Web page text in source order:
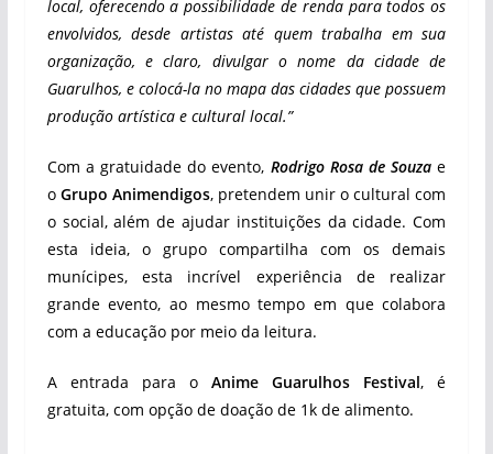
local, oferecendo a possibilidade de renda para todos os
envolvidos, desde artistas até quem trabalha em sua
organização, e claro, divulgar o nome da cidade de
Guarulhos, e colocá-la no mapa das cidades que possuem
produção artística e cultural local.”
Com a gratuidade do evento, Rodrigo Rosa de Souza e
o Grupo Animendigos, pretendem unir o cultural com
o social, além de ajudar instituições da cidade. Com
esta ideia, o grupo compartilha com os demais
munícipes, esta incrível experiência de realizar
grande evento, ao mesmo tempo em que colabora
com a educação por meio da leitura.
A entrada para oAnime Guarulhos Festival, é
gratuita, com opção de doação de 1k de alimento.